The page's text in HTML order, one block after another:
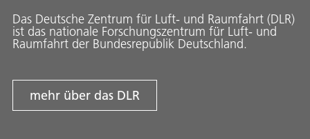
Das Deutsche Zentrum für Luft- und Raumfahrt (DLR)
ist das nationale Forschungszentrum für Luft- und
Raumfahrt der Bundesrepublik Deutschland.
mehr über das DLR